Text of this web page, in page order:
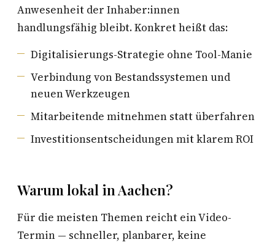
Anwesenheit der Inhaber:innen
handlungsfähig bleibt. Konkret heißt das:
Digitalisierungs-Strategie ohne Tool-Manie
Verbindung von Bestandssystemen und
neuen Werkzeugen
Mitarbeitende mitnehmen statt überfahren
Investitionsentscheidungen mit klarem ROI
Warum lokal in Aachen?
Für die meisten Themen reicht ein Video-
Termin — schneller, planbarer, keine